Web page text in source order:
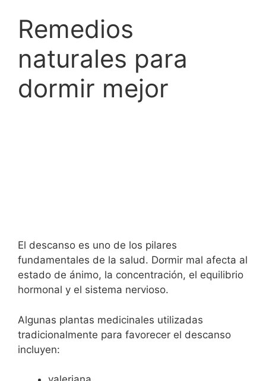
Remedios
naturales para
dormir mejor
El descanso es uno de los pilares
fundamentales de la salud. Dormir mal afecta al
estado de ánimo, la concentración, el equilibrio
hormonal y el sistema nervioso.
Algunas plantas medicinales utilizadas
tradicionalmente para favorecer el descanso
incluyen: